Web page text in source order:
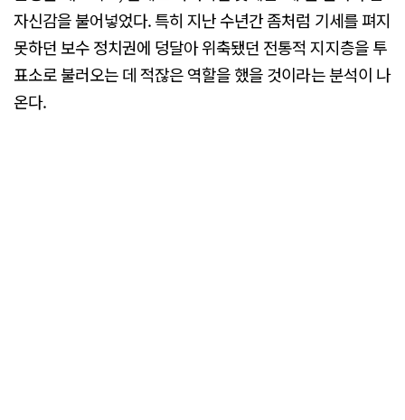
자신감을 불어넣었다. 특히 지난 수년간 좀처럼 기세를 펴지
못하던 보수 정치권에 덩달아 위축됐던 전통적 지지층을 투
표소로 불러오는 데 적잖은 역할을 했을 것이라는 분석이 나
온다.